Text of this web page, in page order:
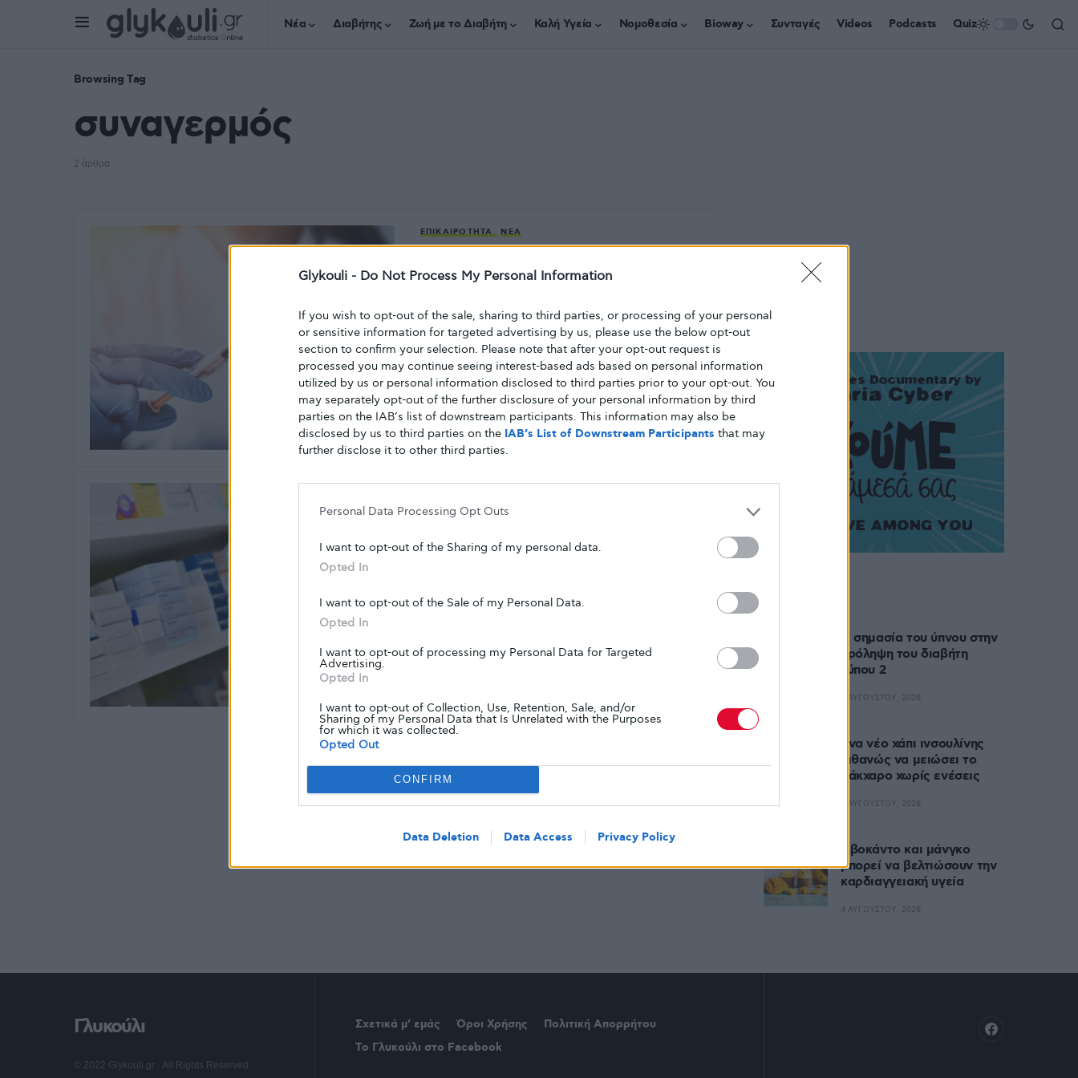
Glykouli - Do Not Process My Personal Information
If you wish to opt-out of the sale, sharing to third parties, or processing of your personal
or sensitive information for targeted advertising by us, please use the below opt-out
section to confirm your selection. Please note that after your opt-out request is
processed you may continue seeing interest-based ads based on personal information
utilized by us or personal information disclosed to third parties prior to your opt-out. You
may separately opt-out of the further disclosure of your personal information by third
parties on the IAB’s list of downstream participants. This information may also be
disclosed by us to third parties on the IAB’s List of Downstream Participants that may
further disclose it to other third parties.
Personal Data Processing Opt Outs
I want to opt-out of the Sharing of my personal data.
Opted In
I want to opt-out of the Sale of my Personal Data.
Opted In
I want to opt-out of processing my Personal Data for Targeted
Advertising.
Opted In
I want to opt-out of Collection, Use, Retention, Sale, and/or
Sharing of my Personal Data that Is Unrelated with the Purposes
for which it was collected.
Opted Out
CONFIRM
Data Deletion Data Access Privacy Policy
Νέα Διαβήτης Ζωή με το Διαβήτη Καλή Υγεία Νομοθεσία Bioway Συνταγές Videos Podcasts Quiz
Browsing Tag
συναγερμός
2 άρθρα
ΕΠΙΚΑΙΡΌΤΗΤΑ ΝΈΑ
δίνει ελπίδες για τη δημιουργία ενός
και θα προστατεύει από όλα τα
στελέχη του ιού της γρίπης
Βρισκόμαστε πλέον ένα βήμα πιο κοντά στην επίτευξη
ενός στόχου που κάποτε φάνταζε σαν όνειρο για την
επιστήμη…
ΑΠΌ GLYKOULI
Ανάκληση φαρμάκων που περιέχουν
πιθανή καρκινογόνα ουσία
Pharmaceuticals, εταιρία παραγωγής γενόσημων
ΑΠΌ GLYKOULI
Η σημασία του ύπνου στην
πρόληψη του διαβήτη
τύπου 2
6 ΑΥΓΟΎΣΤΟΥ, 2026
Ένα νέο χάπι ινσουλίνης
πιθανώς να μειώσει το
σάκχαρο χωρίς ενέσεις
5 ΑΥΓΟΎΣΤΟΥ, 2026
Αβοκάντο και μάνγκο
μπορεί να βελτιώσουν την
καρδιαγγειακή υγεία
4 ΑΥΓΟΎΣΤΟΥ, 2026
Γλυκούλι
© 2022 Glykouli.gr · All Rights Reserved
Σχετικά μ’ εμάς Όροι Χρήσης
Πολιτική Απορρήτου
Το Γλυκούλι στο Facebook